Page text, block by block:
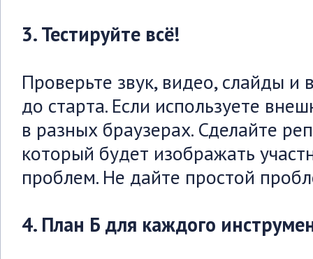
3. Тестируйте всё!
Проверьте звук, видео, слайды и
до старта. Если используете
в разных браузерах. Сделайте
который будет изображать
проблем. Не дайте простой
4. План Б для каждого